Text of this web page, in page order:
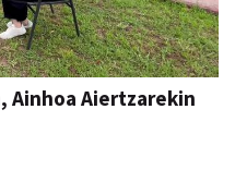
Ainhoa Aiertzarekin